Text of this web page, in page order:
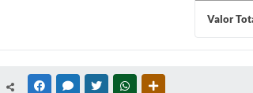
Valor
FACEBOOKMESSENGER
TWITTERWHATSAPP